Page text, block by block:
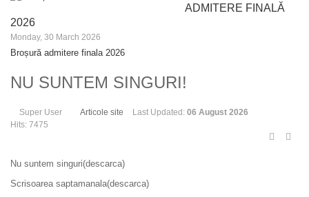
ADMITERE FINALĂ
2026
Monday, 30 March 2026
Broșură admitere finala 2026
NU SUNTEM SINGURI!
Super User Articole site Last Updated: 06 August 2026
Hits: 7475
Nu suntem singuri(descarca)
Scrisoarea saptamanala(descarca)